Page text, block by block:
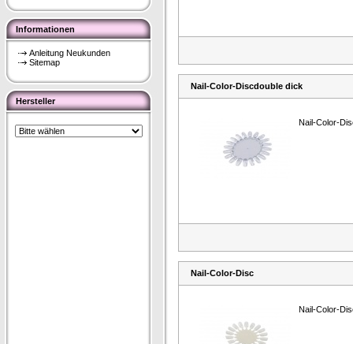
Informationen
Anleitung Neukunden
Sitemap
Hersteller
Nail-Color-Discdouble dick
Nail-Color-
Nail-Color-Disc
Nail-Color-